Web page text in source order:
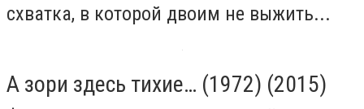
схватка, в которой двоим не выжить...
А зори здесь тихие… (1972) (2015)